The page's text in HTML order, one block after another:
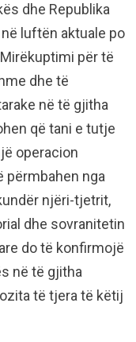
dhe Republika
luftën aktuale po
për të
dhe të
në të gjitha
që tani e tutje
operacion
përmbahen nga
njëri-tjetrit,
dhe sovranitetin
do të konfirmojë
në të gjitha
të tjera të këtij